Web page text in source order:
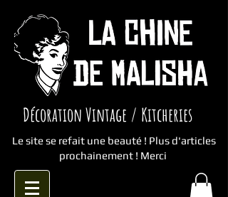
Décoration Vintage / Kitcheries
Le site se refait une beauté ! Plus d'articles
prochainement ! Merci